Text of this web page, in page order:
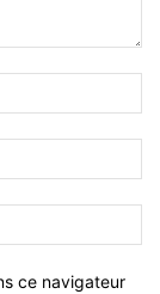
ce navigateur